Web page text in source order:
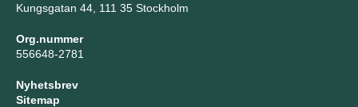
Kungsgatan 44, 111 35 Stockholm
Org.nummer
556648-2781
Nyhetsbrev
Sitemap